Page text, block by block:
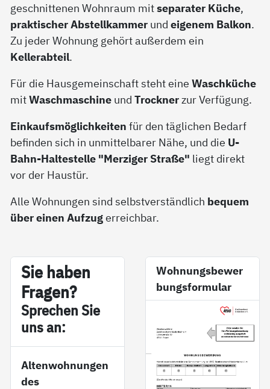
geschnittenen Wohnraum mitseparater Küche,
praktischer Abstellkammer undeigenem Balkon.
Zu jeder Wohnung gehört außerdem ein
Kellerabteil.
Für die Hausgemeinschaft steht eineWaschküche
mitWaschmaschine undTrocknerzur Verfügung.
Einkaufsmöglichkeiten für den täglichen Bedarf
befinden sich in unmittelbarer Nähe, und die U-
Bahn-Haltestelle "Merziger Straße" liegt direkt
vor der Haustür.
Alle Wohnungen sind selbstverständlich bequem
über einen Aufzugerreichbar.
Sie ha­ben
Fra­gen?
Sp­re­chen Sie
uns an:
Altenwohnungen
des
Wohnungsbewer
bungsformular